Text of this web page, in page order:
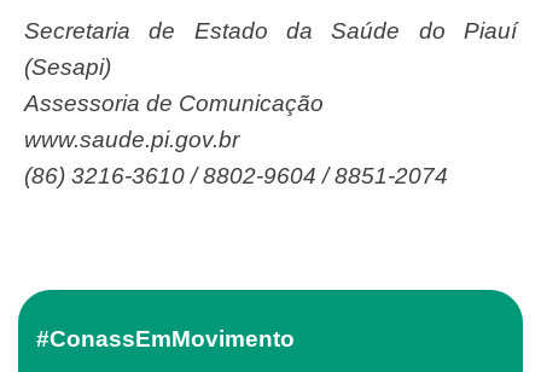
Secretaria de Estado da Saúde do Piauí
(Sesapi)
Assessoria de Comunicação
www.saude.pi.gov.br
(86) 3216-3610 / 8802-9604 / 8851-2074
#ConassEmMovimento